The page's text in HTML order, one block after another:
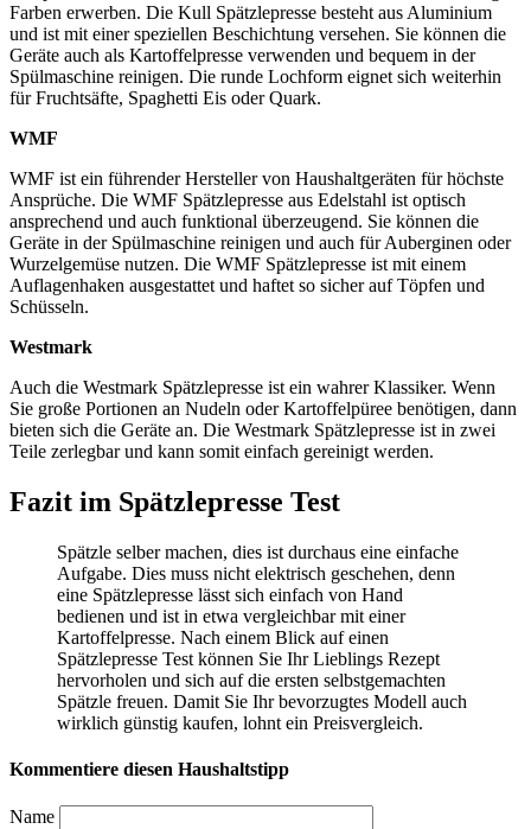
Farben erwerben. Die Kull Spätzlepresse besteht aus Aluminium
und ist mit einer speziellen Beschichtung versehen. Sie können die
Geräte auch als Kartoffelpresse verwenden und bequem in der
Spülmaschine reinigen. Die runde Lochform eignet sich weiterhin
für Fruchtsäfte, Spaghetti Eis oder Quark.
WMF
WMF ist ein führender Hersteller von Haushaltgeräten für höchste
Ansprüche. Die WMF Spätzlepresse aus Edelstahl ist optisch
ansprechend und auch funktional überzeugend. Sie können die
Geräte in der Spülmaschine reinigen und auch für Auberginen oder
Wurzelgemüse nutzen. Die WMF Spätzlepresse ist mit einem
Auflagenhaken ausgestattet und haftet so sicher auf Töpfen und
Schüsseln.
Westmark
Auch die Westmark Spätzlepresse ist ein wahrer Klassiker. Wenn
Sie große Portionen an Nudeln oder Kartoffelpüree benötigen, dann
bieten sich die Geräte an. Die Westmark Spätzlepresse ist in zwei
Teile zerlegbar und kann somit einfach gereinigt werden.
Fazit im Spätzlepresse Test
Spätzle selber machen, dies ist durchaus eine einfache
Aufgabe. Dies muss nicht elektrisch geschehen, denn
eine Spätzlepresse lässt sich einfach von Hand
bedienen und ist in etwa vergleichbar mit einer
Kartoffelpresse. Nach einem Blick auf einen
Spätzlepresse Test können Sie Ihr Lieblings Rezept
hervorholen und sich auf die ersten selbstgemachten
Spätzle freuen. Damit Sie Ihr bevorzugtes Modell auch
wirklich günstig kaufen, lohnt ein Preisvergleich.
Kommentiere diesen Haushaltstipp
Name